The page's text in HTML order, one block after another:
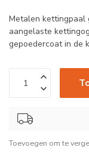
Metalen kettingpaal
aangelaste
gepoedercoat in de
Toevoegen om te